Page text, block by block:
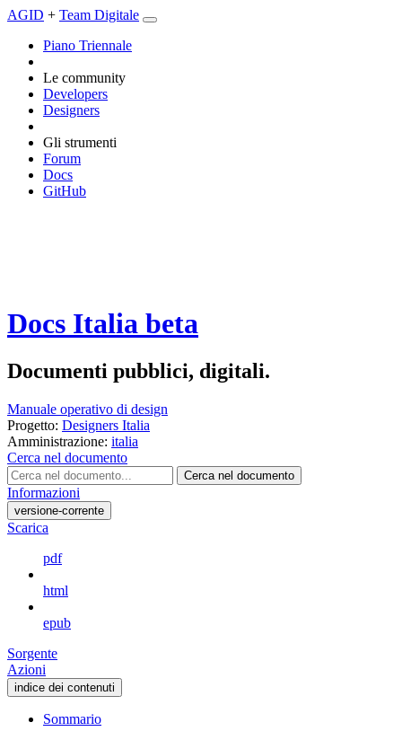
AGID + Team Digitale
Piano Triennale
Le community
Developers
Designers
Gli strumenti
Forum
Docs
GitHub
Docs Italia beta
Documenti pubblici, digitali.
Manuale operativo di design
Progetto: Designers Italia
Amministrazione: italia
Cerca nel documento
Cerca nel documento
Informazioni
versione-corrente
Scarica
pdf
html
epub
Sorgente
Azioni
indice dei contenuti
Sommario